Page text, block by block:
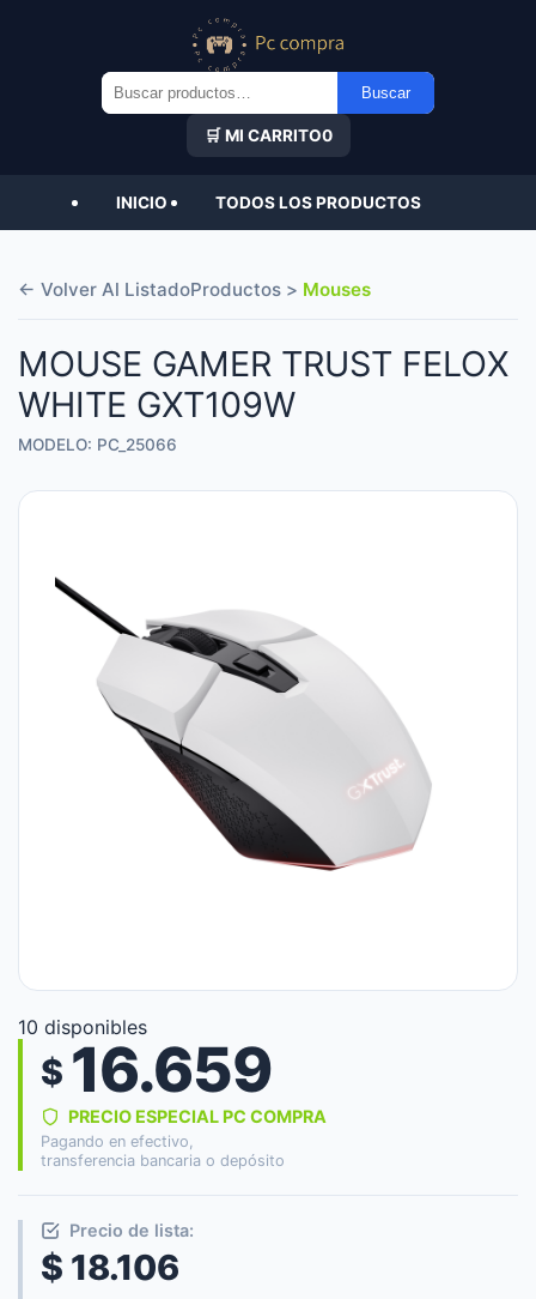
Buscar
por:
Buscar
🛒 MI CARRITO0
INICIO TODOS LOS PRODUCTOS
← Volver Al ListadoProductos > Mouses
MOUSE GAMER TRUST FELOX
WHITE GXT109W
MODELO: PC_25066
10 disponibles
$ 16.659
PRECIO ESPECIAL PC COMPRA
Pagando en efectivo,
transferencia bancaria o depósito
Precio de lista:
$ 18.106